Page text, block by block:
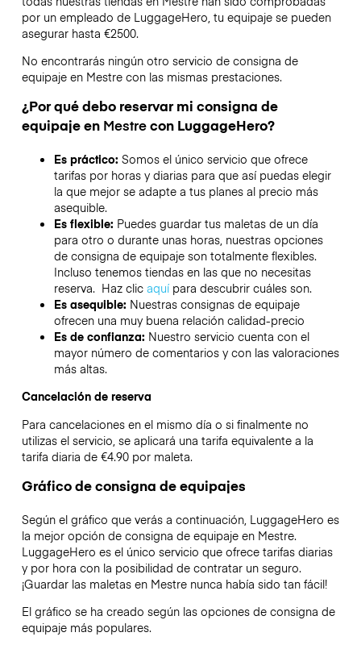
por un empleado de LuggageHero, tu equipaje se pueden
asegurar hasta €2500.
No encontrarás ningún otro servicio de consigna de
equipaje en Mestrecon las mismas prestaciones.
¿Por qué debo reservar mi consigna de
equipaje en Mestrecon LuggageHero?
Es práctico: Somos el único servicio que ofrece
tarifas por horas y diarias para que así puedas elegir
la que mejor se adapte a tus planes al precio más
asequible.
Es flexible: Puedes guardar tus maletas de un día
para otro o durante unas horas, nuestras opciones
de consigna de equipaje son totalmente flexibles.
Incluso tenemos tiendas en las que no necesitas
reserva. Haz clic aquípara descubrir cuáles son.
Es asequible: Nuestras consignas de equipaje
ofrecen una muy buena relación calidad-precio
Es de confianza: Nuestro servicio cuenta con el
mayor número de comentarios y con las valoraciones
más altas.
Cancelación de reserva
Para cancelaciones en el mismo día o si finalmente no
utilizas el servicio, se aplicará una tarifa equivalente a la
tarifa diaria de €4.90 por maleta.
Gráfico de consigna de equipajes
Según el gráfico que verás a continuación, LuggageHero es
la mejor opción de consigna de equipaje en Mestre.
LuggageHero es el único servicio que ofrece tarifas diarias
y por hora con la posibilidad de contratar un seguro.
¡Guardar las maletas en Mestrenunca había sido tan fácil!
El gráfico se ha creado según las opciones de consigna de
equipaje más populares.